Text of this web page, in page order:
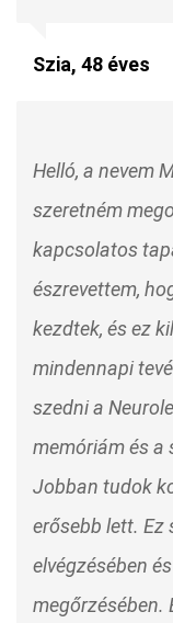
Szia, 48 éves
Helló, a nevem
szeretném
kapcsolatos
észrevettem,
kezdtek, és ez
mindennapi
szedni a
memóriám és a
Jobban tudok
erősebb lett.
elvégzésében
megőrzésében.